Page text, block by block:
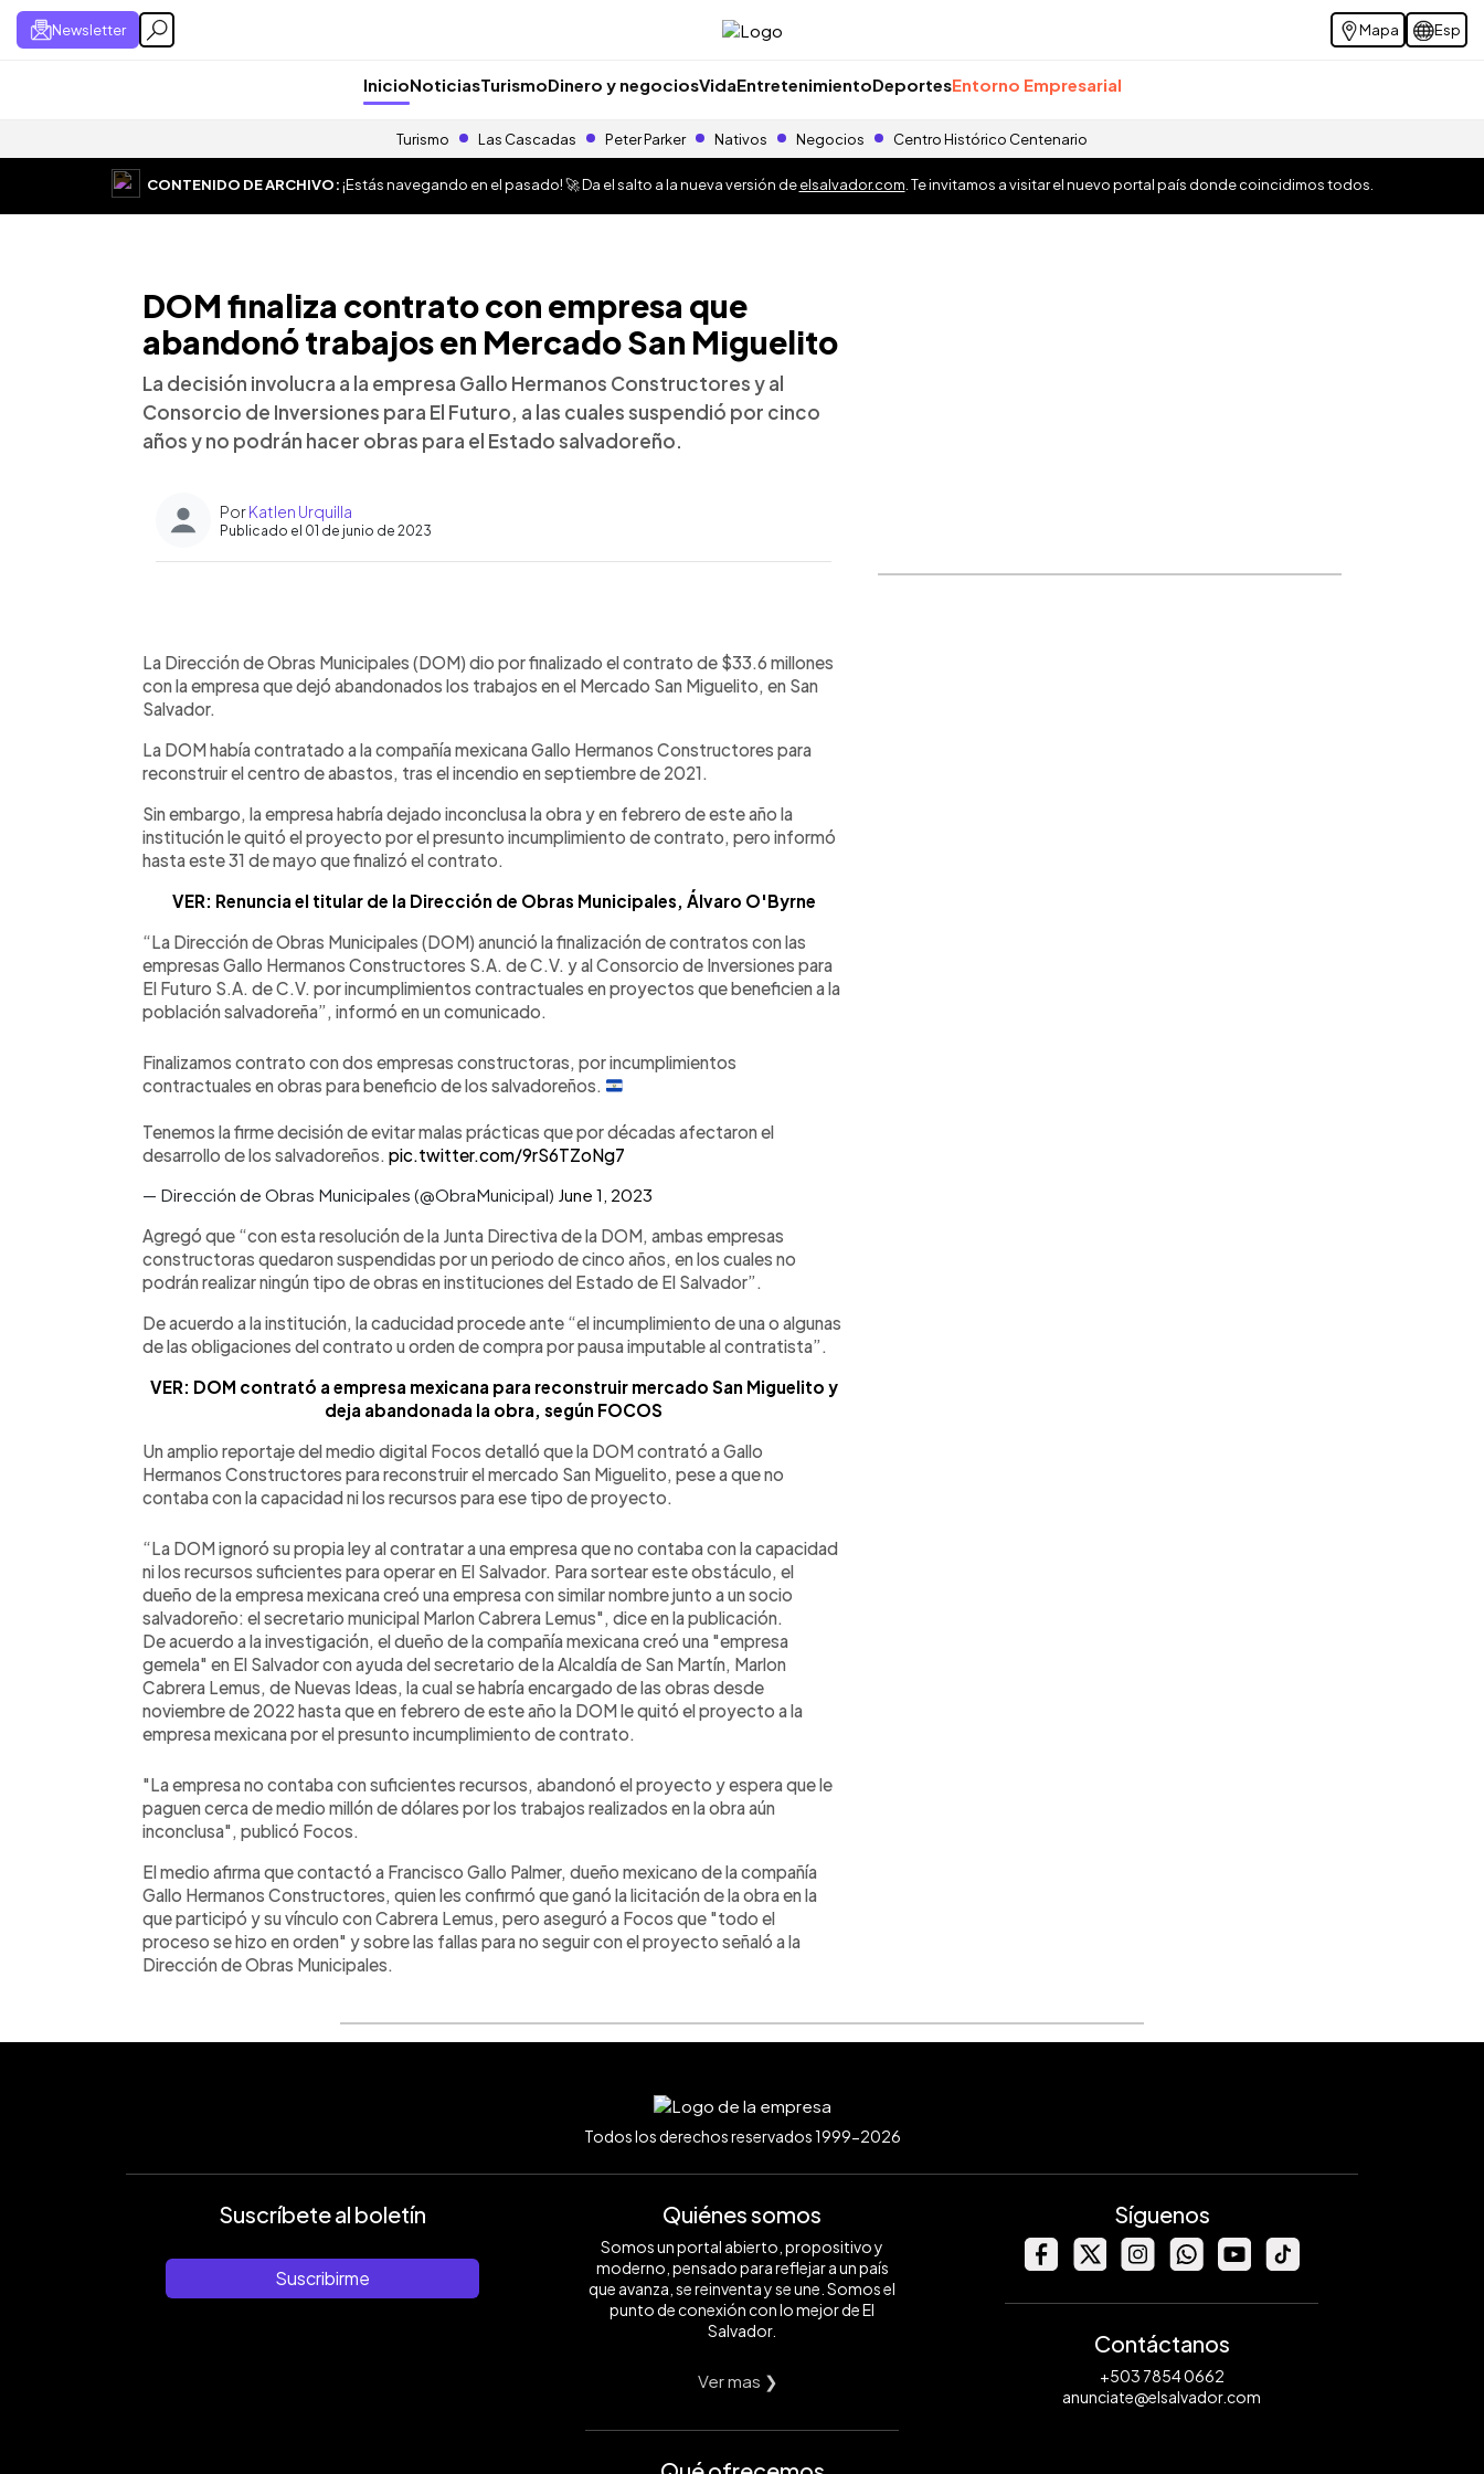
Newsletter Mapa Esp
InicioNoticiasTurismoDinero y negociosVidaEntretenimientoDeportesEntorno Empresarial
Turismo Las Cascadas Peter Parker Nativos Negocios Centro Histórico Centenario
CONTENIDO DE ARCHIVO:¡Estás navegando en el pasado! 🚀 Da el salto a la nueva versión deelsalvador.com . Te invitamos a visitar el nuevo portal país donde coincidimos todos.
DOM finaliza contrato con empresa que
abandonó trabajos en Mercado San Miguelito
La decisión involucra a la empresa Gallo Hermanos Constructores y al
Consorcio de Inversiones para El Futuro, a las cuales suspendió por cinco
años y no podrán hacer obras para el Estado salvadoreño.
PorKatlen Urquilla
Publicado el 01 de junio de 2023
► Escuchar artículo
La Dirección de Obras Municipales (DOM) dio por finalizado el contrato de $33.6 millones
con la empresa que dejó abandonados los trabajos en el Mercado San Miguelito, en San
Salvador.
La DOM había contratado a la compañía mexicana Gallo Hermanos Constructores para
reconstruir el centro de abastos, tras el incendio en septiembre de 2021.
Sin embargo, la empresa habría dejado inconclusa la obra y en febrero de este año la
institución le quitó el proyecto por el presunto incumplimiento de contrato, pero informó
hasta este 31 de mayo que finalizó el contrato.
VER: Renuncia el titular de la Dirección de Obras Municipales, Álvaro O'Byrne
“La Dirección de Obras Municipales (DOM) anunció la finalización de contratos con las
empresas Gallo Hermanos Constructores S.A. de C.V. y al Consorcio de Inversiones para
El Futuro S.A. de C.V. por incumplimientos contractuales en proyectos que beneficien a la
población salvadoreña”, informó en un comunicado.
Finalizamos contrato con dos empresas constructoras, por incumplimientos
contractuales en obras para beneficio de los salvadoreños.
Tenemos la firme decisión de evitar malas prácticas que por décadas afectaron el
desarrollo de los salvadoreños. pic.twitter.com/9rS6TZoNg7
— Dirección de Obras Municipales (@ObraMunicipal) June 1, 2023
Agregó que “con esta resolución de la Junta Directiva de la DOM, ambas empresas
constructoras quedaron suspendidas por un periodo de cinco años, en los cuales no
podrán realizar ningún tipo de obras en instituciones del Estado de El Salvador”.
De acuerdo a la institución, la caducidad procede ante “el incumplimiento de una o algunas
de las obligaciones del contrato u orden de compra por pausa imputable al contratista”.
VER: DOM contrató a empresa mexicana para reconstruir mercado San Miguelito y
deja abandonada la obra, según FOCOS
Un amplio reportaje del medio digital Focos detalló que la DOM contrató a Gallo
Hermanos Constructores para reconstruir el mercado San Miguelito, pese a que no
contaba con la capacidad ni los recursos para ese tipo de proyecto.
“La DOM ignoró su propia ley al contratar a una empresa que no contaba con la capacidad
ni los recursos suficientes para operar en El Salvador. Para sortear este obstáculo, el
dueño de la empresa mexicana creó una empresa con similar nombre junto a un socio
salvadoreño: el secretario municipal Marlon Cabrera Lemus", dice en la publicación.
De acuerdo a la investigación, el dueño de la compañía mexicana creó una "empresa
gemela" en El Salvador con ayuda del secretario de la Alcaldía de San Martín, Marlon
Cabrera Lemus, de Nuevas Ideas, la cual se habría encargado de las obras desde
noviembre de 2022 hasta que en febrero de este año la DOM le quitó el proyecto a la
empresa mexicana por el presunto incumplimiento de contrato.
"La empresa no contaba con suficientes recursos, abandonó el proyecto y espera que le
paguen cerca de medio millón de dólares por los trabajos realizados en la obra aún
inconclusa", publicó Focos.
El medio afirma que contactó a Francisco Gallo Palmer, dueño mexicano de la compañía
Gallo Hermanos Constructores, quien les confirmó que ganó la licitación de la obra en la
que participó y su vínculo con Cabrera Lemus, pero aseguró a Focos que "todo el
proceso se hizo en orden" y sobre las fallas para no seguir con el proyecto señaló a la
Dirección de Obras Municipales.
Todos los derechos reservados 1999-2026
Suscríbete al boletín
Suscribirme
Quiénes somos
Somos un portal abierto, propositivo y
moderno, pensado para reflejar a un país
que avanza, se reinventa y se une. Somos el
punto de conexión con lo mejor de El
Salvador.
Ver mas ❯
Síguenos
Contáctanos
+503 7854 0662
anunciate@elsalvador.com